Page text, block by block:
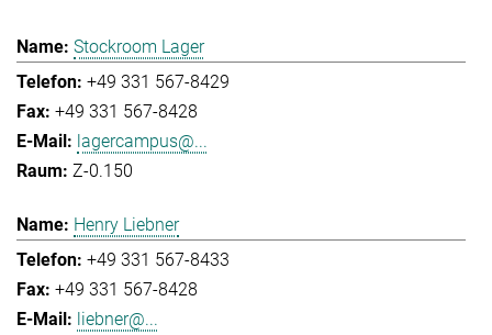
Stockroom Lager
+49 331 567-8429
+49 331 567-8428
lagercampus@...
Z-0.150
Henry Liebner
+49 331 567-8433
+49 331 567-8428
liebner@...